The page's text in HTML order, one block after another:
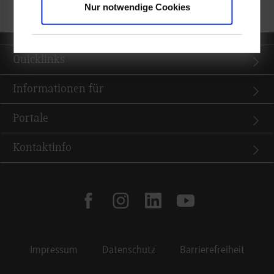
Nur notwendige Cookies
Quicklinks
Informationen für
Portale
Kontaktinfo
facebookinstagramlinkedinyoutube
Impressum Datenschutz Barrierefreiheit